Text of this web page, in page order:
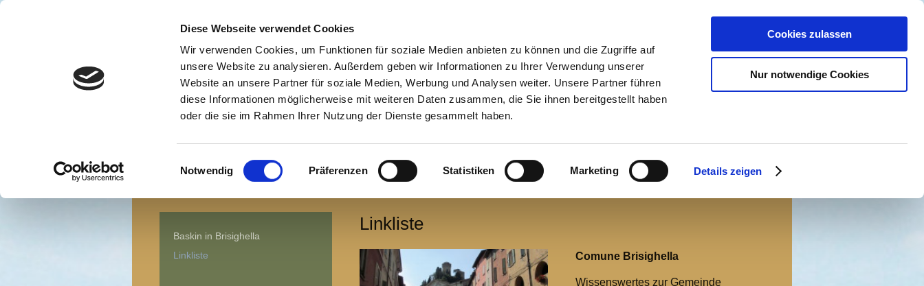
Diese Webseite verwendet Cookies
Wir verwenden Cookies, um Funktionen für soziale Medien anbieten zu können und die Zugriffe auf
unsere Website zu analysieren. Außerdem geben wir Informationen zu Ihrer Verwendung unserer
Website an unsere Partner für soziale Medien, Werbung und Analysen weiter. Unsere Partner führen
diese Informationen möglicherweise mit weiteren Daten zusammen, die Sie ihnen bereitgestellt haben
oder die sie im Rahmen Ihrer Nutzung der Dienste gesammelt haben.
Einwilligungsauswahl
Notwendig Präferenzen Statistiken Marketing Details zeigen
Cookies zulassen
Nur notwendige Cookies
Startseite Der Verein Unsere Partnerstadt Termine Archiv Kontakt
Linkliste
Comune Brisighella
Wissenswertes zur Gemeinde
Baskin in Brisighella
Linkliste